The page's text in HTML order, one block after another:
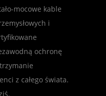
mocowe kable
i
ochronę
z całego świata.